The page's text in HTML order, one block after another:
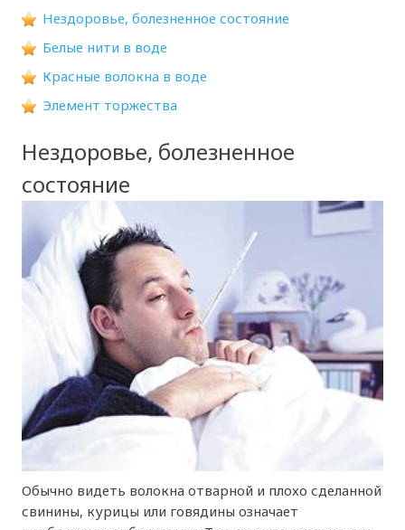
Нездоровье, болезненное состояние
Белые нити в воде
Красные волокна в воде
Элемент торжества
Нездоровье, болезненное
состояние
Обычно видеть волокна отварной и плохо сделанной
свинины, курицы или говядины означает